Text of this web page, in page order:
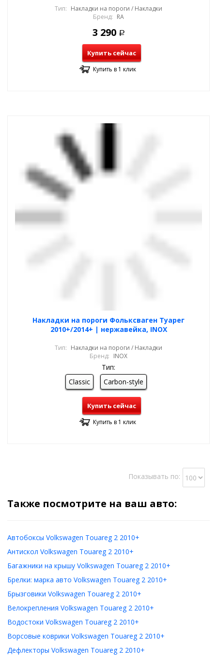
Тип: Накладки на пороги / Накладки
Бренд: RA
3 290 Р
Купить сейчас
Купить в 1 клик
Накладки на пороги Фольксваген Туарег
2010+/2014+ | нержавейка, INOX
Тип: Накладки на пороги / Накладки
Бренд: INOX
Тип:
Classic
Carbon-style
Купить сейчас
Купить в 1 клик
Показывать по:
Также посмотрите на ваш авто:
Автобоксы Volkswagen Touareg 2 2010+
Антискол Volkswagen Touareg 2 2010+
Багажники на крышу Volkswagen Touareg 2 2010+
Брелки: марка авто Volkswagen Touareg 2 2010+
Брызговики Volkswagen Touareg 2 2010+
Велокрепления Volkswagen Touareg 2 2010+
Водостоки Volkswagen Touareg 2 2010+
Ворсовые коврики Volkswagen Touareg 2 2010+
Дефлекторы Volkswagen Touareg 2 2010+